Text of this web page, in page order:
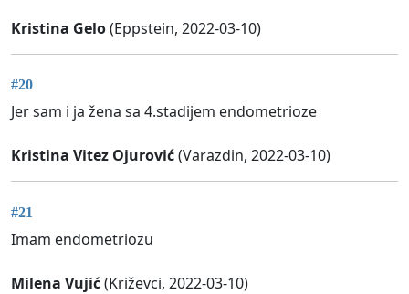
Kristina Gelo(Eppstein, 2022-03-10)
#20
Jer sam i ja žena sa 4.stadijem endometrioze
Kristina Vitez Ojurović(Varazdin, 2022-03-10)
#21
Imam endometriozu
Milena Vujić(Križevci, 2022-03-10)